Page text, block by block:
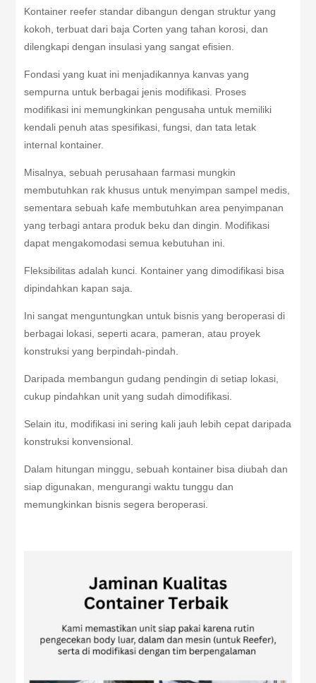
Kontainer reefer standar dibangun dengan struktur yang
kokoh, terbuat dari baja Corten yang tahan korosi, dan
dilengkapi dengan insulasi yang sangat efisien.
Fondasi yang kuat ini menjadikannya kanvas yang
sempurna untuk berbagai jenis modifikasi. Proses
modifikasi ini memungkinkan pengusaha untuk memiliki
kendali penuh atas spesifikasi, fungsi, dan tata letak
internal kontainer.
Misalnya, sebuah perusahaan farmasi mungkin
membutuhkan rak khusus untuk menyimpan sampel medis,
sementara sebuah kafe membutuhkan area penyimpanan
yang terbagi antara produk beku dan dingin. Modifikasi
dapat mengakomodasi semua kebutuhan ini.
Fleksibilitas adalah kunci. Kontainer yang dimodifikasi bisa
dipindahkan kapan saja.
Ini sangat menguntungkan untuk bisnis yang beroperasi di
berbagai lokasi, seperti acara, pameran, atau proyek
konstruksi yang berpindah-pindah.
Daripada membangun gudang pendingin di setiap lokasi,
cukup pindahkan unit yang sudah dimodifikasi.
Selain itu, modifikasi ini sering kali jauh lebih cepat daripada
konstruksi konvensional.
Dalam hitungan minggu, sebuah kontainer bisa diubah dan
siap digunakan, mengurangi waktu tunggu dan
memungkinkan bisnis segera beroperasi.